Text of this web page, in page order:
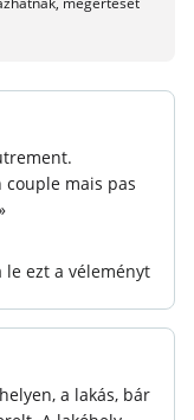
a tartalmak a
- a recepcióval
a tartalmak a
mosdó, több
folyékony
duvet fedezet
mais pas
le ezt a véleményt
a lakás, bár